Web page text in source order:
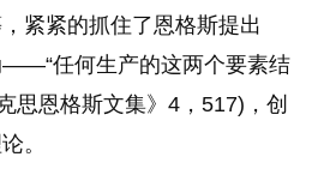
紧紧的抓住了恩格斯提出
——“任何生产的这两个要素结
思恩格斯文集》4，517)，创
。